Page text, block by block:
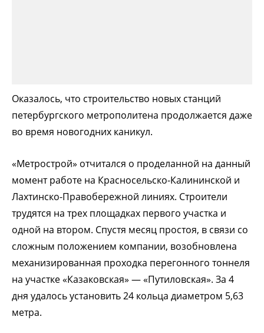
Оказалось, что строительство новых станций
петербургского метрополитена продолжается даже
во время новогодних каникул.
«Метрострой» отчитался о проделанной на данный
момент работе на Красносельско-Калининской и
Лахтинско-Правобережной линиях. Строители
трудятся на трех площадках первого участка и
одной на втором. Спустя месяц простоя, в связи со
сложным положением компании, возобновлена
механизированная проходка перегонного тоннеля
на участке «Казаковская» — «Путиловская». За 4
дня удалось установить 24 кольца диаметром 5,63
метра.